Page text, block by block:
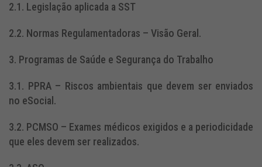
2.1. Legislação aplicada a SST
2.2. Normas Regulamentadoras – Visão Geral.
3. Programas de Saúde e Segurança do Trabalho
3.1. PPRA – Riscos ambientais que devem ser enviados
no eSocial.
3.2. PCMSO – Exames médicos exigidos e a periodicidade
que eles devem ser realizados.